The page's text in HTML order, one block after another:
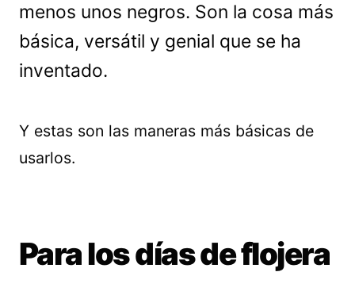
menos unos negros. Son la cosa más
básica, versátil y genial que se ha
inventado.
Y estas son las maneras más básicas de
usarlos.
Para los días de flojera